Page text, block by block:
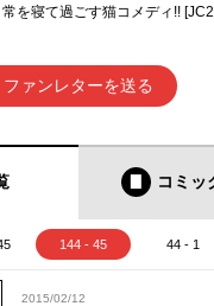
を寝て過ごす猫コメディ!!
ファンレターを送る
コミッ
144 - 45 44 - 1
2015/02/12